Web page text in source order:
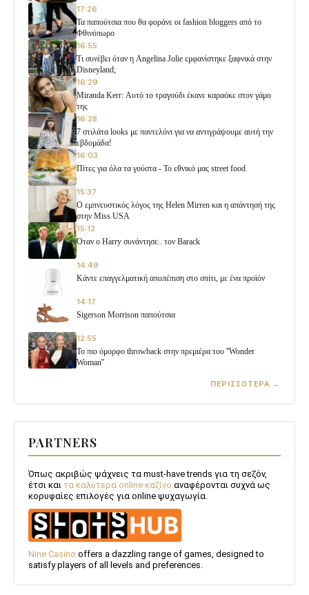
17:26
Τα παπούτσια που θα φοράνε οι fashion bloggers από το
Φθινόπωρο
16:55
Τι συνέβει όταν η Angelina Jolie εμφανίστηκε ξαφνικά στην
Disneyland;
16:29
Miranda Kerr: Αυτό το τραγούδι έκανε καραόκε στον γάμο
της
16:28
7 στιλάτα looks με παντελόνι για να αντιγράψουμε αυτή την
εβδομάδα!
16:03
Πίτες για όλα τα γούστα - Το εθνικό μας street food
15:37
Ο εμπνευστικός λόγος της Helen Mirren και η απάντησή της
στην Miss USA
15:12
Όταν ο Harry συνάντησε.. τον Barack
14:49
Κάντε επαγγελματική αποлέπιση στο σπίτι, με ένα προϊόν
14:17
Sigerson Morrison παπούτσια
12:55
Το πιο όμορφο throwback στην πρεμιέρα του ''Wonder
Woman''
ΠΕΡΙΣΣΟΤΕΡΑ →
PARTNERS
Όπως ακριβώς ψάχνεις τα must-have trends για τη σεζόν,
έτσι και τα καλύτερα online καζίνο αναφέρονται συχνά ως
κορυφαίες επιλογές για online ψυχαγωγία.
Nine Casino offers a dazzling range of games, designed to
satisfy players of all levels and preferences.